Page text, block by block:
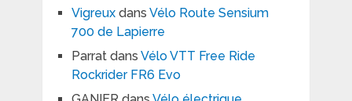
Vigreuxdans Vélo Route Sensium
700 de Lapierre
Parratdans Vélo VTT Free Ride
Rockrider FR6 Evo